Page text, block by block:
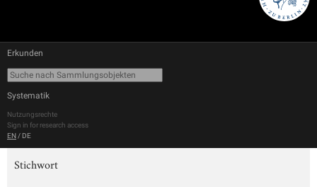
Erkunden
Systematik
Nutzungsrechte
Sign in for research access
EN / DE
Stichwort